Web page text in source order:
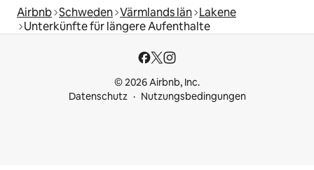
Airbnb Schweden Värmlands län Lakene
Unterkünfte für längere Aufenthalte
© 2026 Airbnb, Inc.
Datenschutz
Nutzungsbedingungen